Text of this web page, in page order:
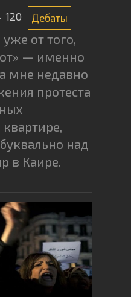
120 Дебаты
уже от того,
— именно
мне недавно
протеста
над
в Каире.